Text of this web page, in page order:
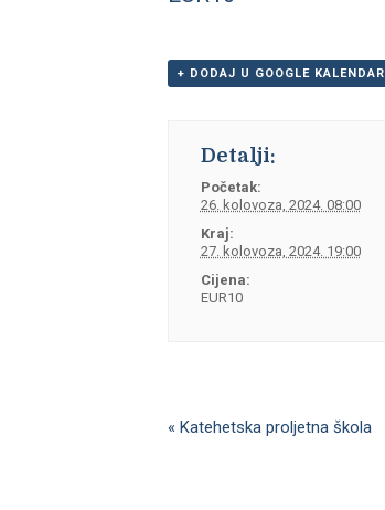
+ DODAJ U GOOGLE KALENDAR
Detalji:
Početak:
26. kolovoza, 2024. 08:00
Kraj:
27. kolovoza, 2024. 19:00
Cijena:
EUR10
« Katehetska proljetna škola